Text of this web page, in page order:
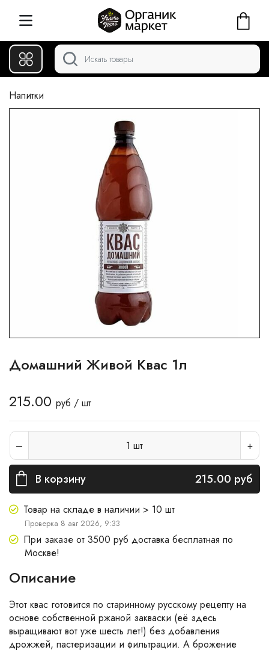
Напитки
Домашний Живой Квас 1л
215.00 руб / шт
1 шт
В корзину 215.00 руб
Товар на складе в наличии > 10 шт
Проверка 8 авг 2026, 9:33
При заказе от 3500 руб доставка бесплатная по
Москве!
Описание
Этот квас готовится по старинному русскому рецепту на
основе собственной ржаной закваски (её здесь
выращивают вот уже шесть лет!) без добавления
дрожжей, пастеризации и фильтрации. А брожение